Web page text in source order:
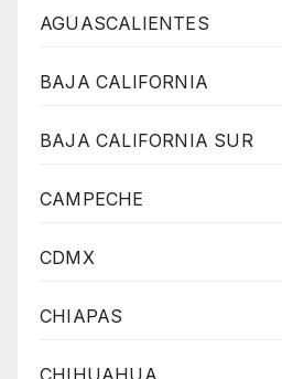
AGUASCALIENTES
BAJA CALIFORNIA
BAJA CALIFORNIA SUR
CAMPECHE
CDMX
CHIAPAS